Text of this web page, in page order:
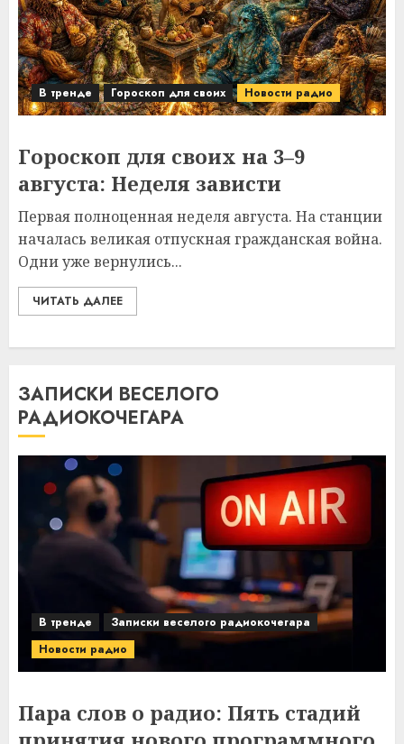
В тренде Гороскоп для своих Новости радио
Гороскоп для своих на 3–9
августа: Неделя зависти
Первая полноценная неделя августа. На станции
началась великая отпускная гражданская война.
Одни уже вернулись...
ЧИТАТЬ ДАЛЕЕ
ЗАПИСКИ ВЕСЕЛОГО
РАДИОКОЧЕГАРА
В тренде
Записки веселого радиокочегара
Новости радио
Пара слов о радио: Пять стадий